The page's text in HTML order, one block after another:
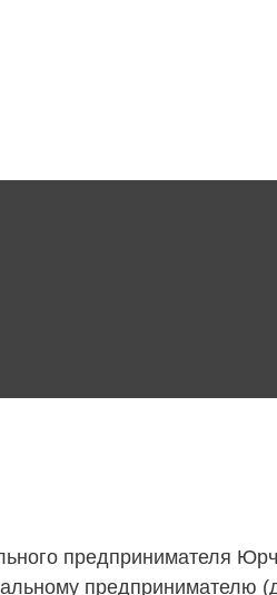
предпринимателя
предпринимателю